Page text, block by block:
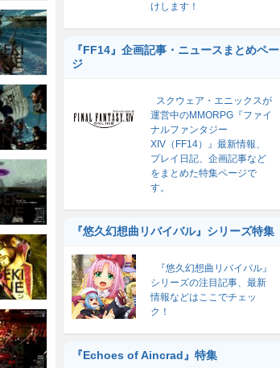
けします！
『FF14』企画記事・ニュースまとめペー
ジ
スクウェア・エニックスが
運営中のMMORPG『ファイ
ナルファンタジー
XIV（FF14）』最新情報、
プレイ日記、企画記事など
をまとめた特集ページで
す。
『悠久幻想曲リバイバル』シリーズ特集
『悠久幻想曲リバイバル』
シリーズの注目記事、最新
情報などはここでチェッ
ク！
『Echoes of Aincrad』特集